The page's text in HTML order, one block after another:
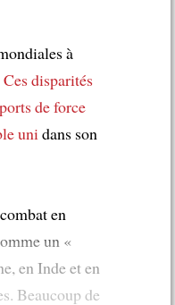
à
Ces disparités
de force
unidans son
en
un «
en Inde et en
Beaucoup de